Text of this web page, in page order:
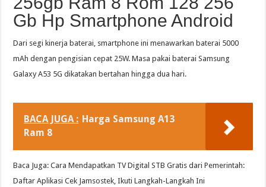
Gb Hp Smartphone Android
Dari segi kinerja baterai, smartphone ini menawarkan baterai 5000
mAh dengan pengisian cepat 25W. Masa pakai baterai Samsung
Galaxy A53 5G dikatakan bertahan hingga dua hari.
BACA JUGA : Harga Samsung A13
Ram 8
Baca Juga: Cara Mendapatkan TV Digital STB Gratis dari Pemerintah:
Daftar Aplikasi Cek Jamsostek, Ikuti Langkah-Langkah Ini